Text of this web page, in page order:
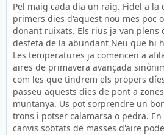
Pel maig cada dia un raig. Fidel a la
primers dies d'aquest nou mes poc
donant ruixats. Els rius ja van plens
desfeta de la abundant Neu que hi
Les temperatures ja comencen a
aires de primavera avançada
com les que tindrem els propers
passeu aquests dies de pont a
muntanya. Us pot sorprendre un
trons i potser calamarsa o pedra. En
canvis sobtats de masses d'aire